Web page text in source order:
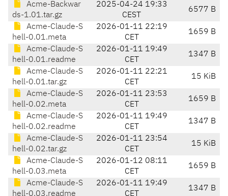
Acme-Backwar
ds-1.01.tar.gz
2025-04-24 19:33
CEST
6577 B
Acme-Claude-S
hell-0.01.meta
2026-01-11 22:19
CET
1659 B
Acme-Claude-S
hell-0.01.readme
2026-01-11 19:49
CET
1347 B
Acme-Claude-S
hell-0.01.tar.gz
2026-01-11 22:21
CET
15 KiB
Acme-Claude-S
hell-0.02.meta
2026-01-11 23:53
CET
1659 B
Acme-Claude-S
hell-0.02.readme
2026-01-11 19:49
CET
1347 B
Acme-Claude-S
hell-0.02.tar.gz
2026-01-11 23:54
CET
15 KiB
Acme-Claude-S
hell-0.03.meta
2026-01-12 08:11
CET
1659 B
Acme-Claude-S
hell-0.03.readme
2026-01-11 19:49
CET
1347 B